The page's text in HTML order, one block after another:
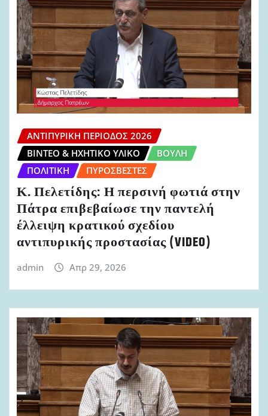
ΑΝΤΙΠΥΡΙΚΉ ΠΕΡΊΟΔΟΣ 2026
ΒΊΝΤΕΟ & ΗΧΗΤΙΚΌ ΥΛΙΚΌ
ΒΟΥΛΉ
ΠΟΛΙΤΙΚΉ
ΠΥΡΟΣΒΈΣΤΕΣ
Κ. Πελετίδης: Η περσινή φωτιά στην
Πάτρα επιβεβαίωσε την παντελή
έλλειψη κρατικού σχεδίου
αντιπυρικής προστασίας (VIDEO)
admin Απρ 29, 2026